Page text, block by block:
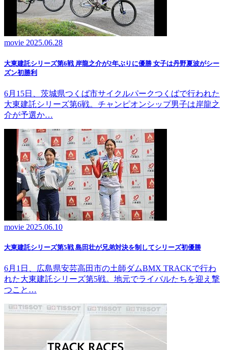
movie 2025.06.28
大東建託シリーズ第6戦 岸龍之介が2年ぶりに優勝 女子は丹野夏波がシー
ズン初勝利
6月15日、茨城県つくば市サイクルパークつくばで行われた
大東建託シリーズ第6戦。チャンピオンシップ男子は岸龍之
介が予選か…
movie 2025.06.10
大東建託シリーズ第5戦 島田壮が兄弟対決を制してシリーズ初優勝
6月1日、広島県安芸高田市の土師ダムBMX TRACKで行わ
れた大東建託シリーズ第5戦。地元でライバルたちを迎え撃
つこと…